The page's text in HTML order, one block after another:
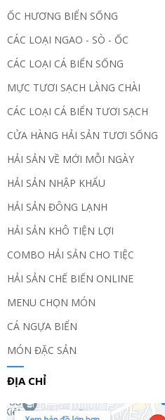
ỐC HƯƠNG BIỂN SỐNG
CÁC LOẠI NGAO - SÒ - ỐC
CÁC LOẠI CÁ BIỂN SỐNG
MỰC TƯƠI SẠCH LÀNG CHÀI
CÁC LOẠI CÁ BIỂN TƯƠI SẠCH
CỬA HÀNG HẢI SẢN TƯƠI SỐNG
HẢI SẢN VỀ MỚI MỖI NGÀY
HẢI SẢN NHẬP KHẨU
HẢI SẢN ĐÔNG LẠNH
HẢI SẢN KHÔ TIỆN LỢI
COMBO HẢI SẢN CHO TIỆC
HẢI SẢN CHẾ BIẾN ONLINE
MENU CHỌN MÓN
CÁ NGỰA BIỂN
MÓN ĐẶC SẢN
ĐỊA CHỈ